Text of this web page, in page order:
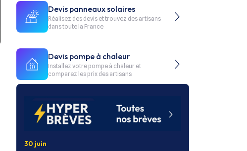
Devis panneaux solaires
Réalisez des devis et trouvez des artisans
dans toute la France
Devis pompe à chaleur
Installez votre pompe à chaleur et
comparez les prix des artisans
30 juin